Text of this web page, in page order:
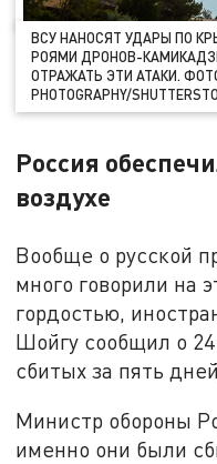
ВСУ НАНОСЯТ УДАРЫ ПО
РОЯМИ ДРОНОВ-
ОТРАЖАТЬ ЭТИ АТАКИ.
PHOTOGRAPHY/
Россия
воздухе
Вообще о русской
много говорили на
гордостью,
Шойгу сообщил о 24
сбитых за пять
Министр обороны
именно они были